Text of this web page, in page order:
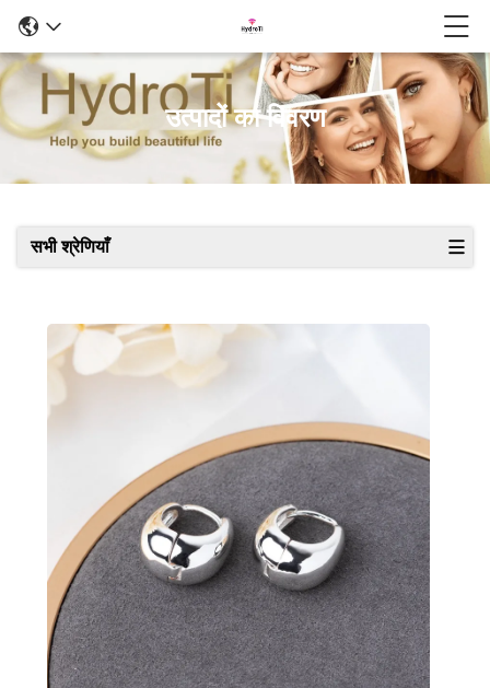
उत्पादों का विवरण
सभी श्रेणियाँ